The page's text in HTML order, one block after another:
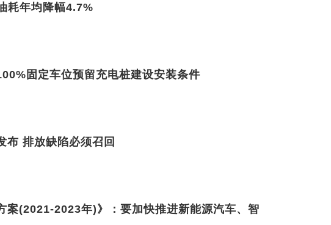
耗年均降幅4.7%
固定车位预留充电桩建设安装条件
布 排放缺陷必须召回
案(2021-2023年)》：要加快推进新能源汽车、智